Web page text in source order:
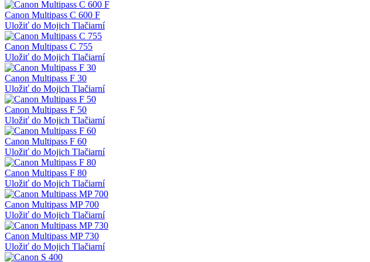
Canon Multipass C 600 F
Uložiť do Mojich Tlačiarní
Canon Multipass C 755
Uložiť do Mojich Tlačiarní
Canon Multipass F 30
Uložiť do Mojich Tlačiarní
Canon Multipass F 50
Uložiť do Mojich Tlačiarní
Canon Multipass F 60
Uložiť do Mojich Tlačiarní
Canon Multipass F 80
Uložiť do Mojich Tlačiarní
Canon Multipass MP 700
Uložiť do Mojich Tlačiarní
Canon Multipass MP 730
Uložiť do Mojich Tlačiarní